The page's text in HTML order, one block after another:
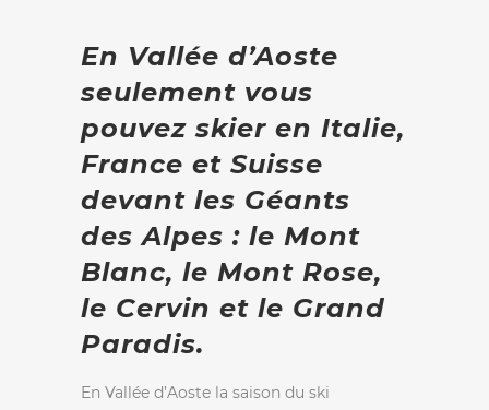
En Vallée d’Aoste
seulement vous
pouvez skier en Italie,
France et Suisse
devant les Géants
des Alpes : le Mont
Blanc, le Mont Rose,
le Cervin et le Grand
Paradis.
En Vallée d’Aoste la saison du ski